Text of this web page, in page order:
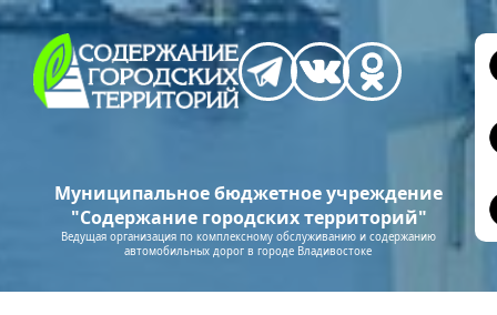
Муниципальное бюджетное учреждение
"Содержание городских территорий"
Ведущая организация по комплексному обслуживанию и содержанию
автомобильных дорог в городе Владивостоке